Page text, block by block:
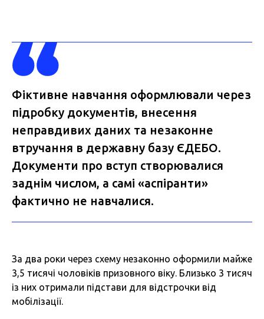
Фіктивне навчання оформлювали через
підробку документів, внесення
неправдивих даних та незаконне
втручання в державну базу ЄДЕБО.
Документи про вступ створювалися
заднім числом, а самі «аспіранти»
фактично не навчалися.
За два роки через схему незаконно оформили майже
3,5 тисячі чоловіків призовного віку. Близько 3 тисяч
із них отримали підстави для відстрочки від
мобілізації.